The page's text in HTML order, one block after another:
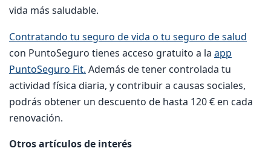
vida más saludable.
Contratando tu seguro de vida o tu seguro de salud
con PuntoSeguro tienes acceso gratuito a la app
PuntoSeguro Fit. Además de tener controlada tu
actividad física diaria, y contribuir a causas sociales,
podrás obtener un descuento de hasta 120 € en cada
renovación.
Otros artículos de interés